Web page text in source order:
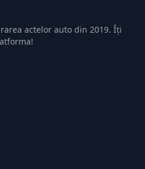
actelor auto din 2019. Îți